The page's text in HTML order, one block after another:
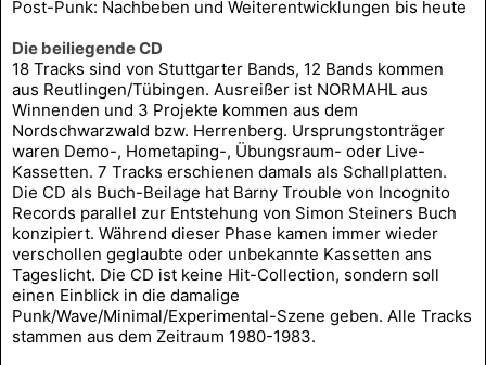
Post-Punk: Nachbeben und Weiterentwicklungen bis heute
Die beiliegende CD
18 Tracks sind von Stuttgarter Bands, 12 Bands kommen
aus Reutlingen/Tübingen. Ausreißer ist NORMAHL aus
Winnenden und 3 Projekte kommen aus dem
Nordschwarzwald bzw. Herrenberg. Ursprungstonträger
waren Demo-, Hometaping-, Übungsraum- oder Live-
Kassetten. 7 Tracks erschienen damals als Schallplatten.
Die CD als Buch-Beilage hat Barny Trouble von Incognito
Records parallel zur Entstehung von Simon Steiners Buch
konzipiert. Während dieser Phase kamen immer wieder
verschollen geglaubte oder unbekannte Kassetten ans
Tageslicht. Die CD ist keine Hit-Collection, sondern soll
einen Einblick in die damalige
Punk/Wave/Minimal/Experimental-Szene geben. Alle Tracks
stammen aus dem Zeitraum 1980-1983.